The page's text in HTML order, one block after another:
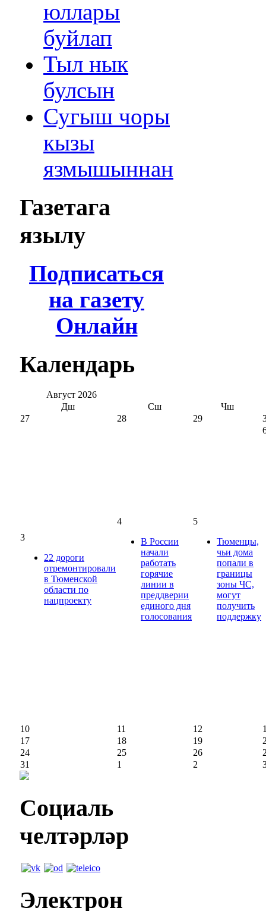
юллары
буйлап
Тыл нык
булсын
Сугыш чоры
кызы
язмышыннан
Газетага
язылу
Подписаться
на газету
Онлайн
Календарь
Август 2026
Дш
Сш
Чш
27
28 29
3
22 дороги
отремонтировали
в Тюменской
области по
нацпроекту
4
В России
начали
работать
горячие
линии в
преддверии
единого дня
голосования
5
Тюменцы,
чьи дома
попали в
границы
зоны ЧС,
могут
получить
поддержку
10 11 12
17
18 19
24
25 26
31
1 2
Социаль
челтәрләр
Электрон